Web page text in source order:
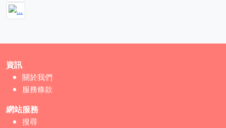
資訊
關於我們
服務條款
網站服務
搜尋